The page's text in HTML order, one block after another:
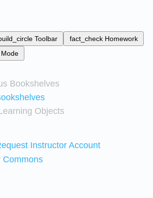
Toolbar fact_check Homework
Bookshelves
Objects
Instructor Account
Commons